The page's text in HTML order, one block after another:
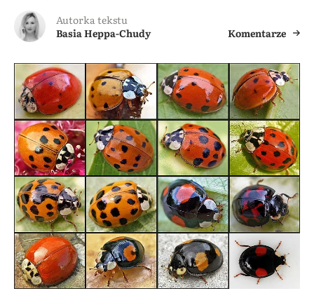
Autorka tekstu
Basia Heppa-Chudy
Komentarze